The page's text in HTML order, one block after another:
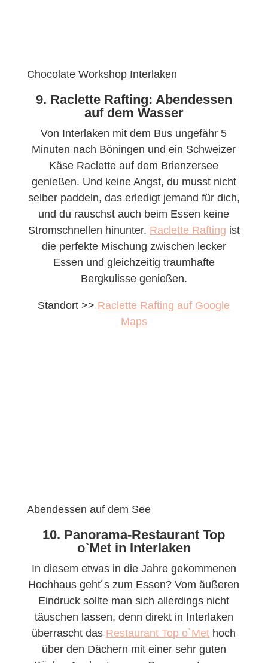
Chocolate Workshop Interlaken
9. Raclette Rafting: Abendessen
auf dem Wasser
Von Interlaken mit dem Bus ungefähr 5
Minuten nach Böningen und ein Schweizer
Käse Raclette auf dem Brienzersee
genießen. Und keine Angst, du musst nicht
selber paddeln, das erledigt jemand für dich,
und du rauschst auch beim Essen keine
Stromschnellen hinunter. Raclette Rafting ist
die perfekte Mischung zwischen lecker
Essen und gleichzeitig traumhafte
Bergkulisse genießen.
Standort >> Raclette Rafting auf Google
Maps
Abendessen auf dem See
10. Panorama-Restaurant Top
o`Met in Interlaken
In diesem etwas in die Jahre gekommenen
Hochhaus geht´s zum Essen? Vom äußeren
Eindruck sollte man sich allerdings nicht
täuschen lassen, denn direkt in Interlaken
überrascht das Restaurant Top o`Met hoch
über den Dächern mit einer sehr guten